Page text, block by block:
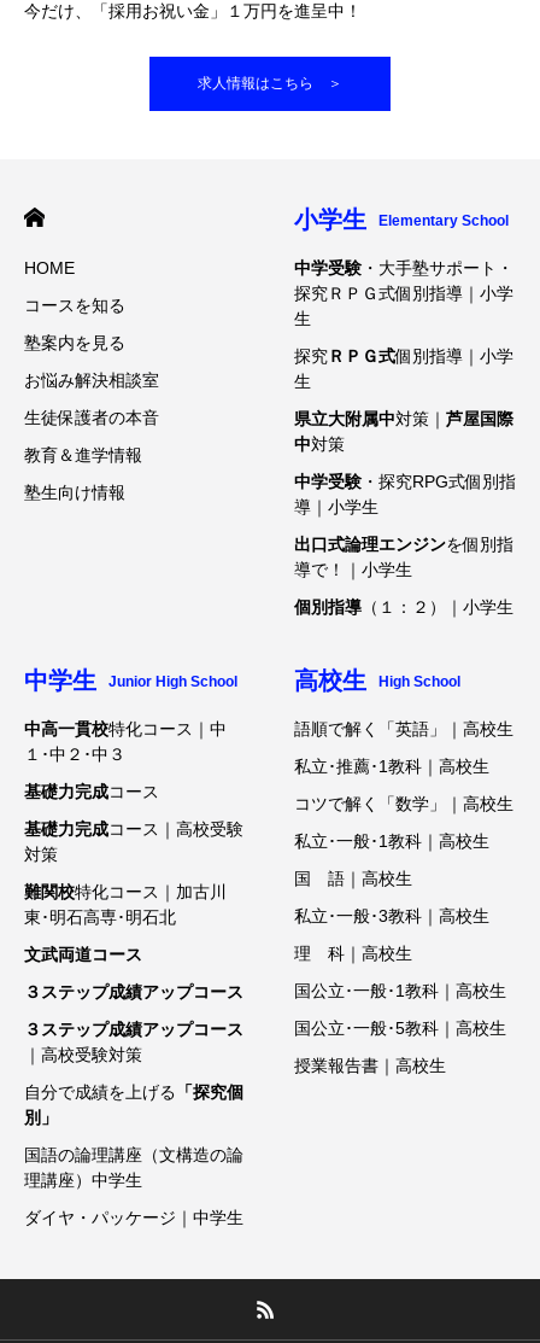
今だけ、「採用お祝い金」１万円を進呈中！
求人情報はこちら ＞
HOME
コースを知る
塾案内を見る
お悩み解決相談室
生徒保護者の本音
教育＆進学情報
塾生向け情報
小学生 Elementary School
中学受験 ・大手塾サポート・
探究ＲＰＧ式個別指導｜小学
生
探究ＲＰＧ式個別指導｜小学
生
県立大附属中対策｜ 芦屋国際
中対策
中学受験 ・探究RPG式個別指
導｜小学生
出口式論理エンジンを個別指
導で！｜小学生
個別指導 （１：２）｜小学生
中学生 Junior High School
中高一貫校特化コース｜中
１･中２･中３
基礎力完成コース
基礎力完成コース｜高校受験
対策
難関校特化コース｜加古川
東･明石高専･明石北
文武両道コース
３ステップ成績アップコース
３ステップ成績アップコース
｜高校受験対策
自分で成績を上げる 「探究個
別」
国語の論理講座（文構造の論
理講座）中学生
ダイヤ・パッケージ｜中学生
高校生 High School
語順で解く「英語」｜高校生
私立･推薦･1教科｜高校生
コツで解く「数学」｜高校生
私立･一般･1教科｜高校生
国 語｜高校生
私立･一般･3教科｜高校生
理 科｜高校生
国公立･一般･1教科｜高校生
国公立･一般･5教科｜高校生
授業報告書｜高校生